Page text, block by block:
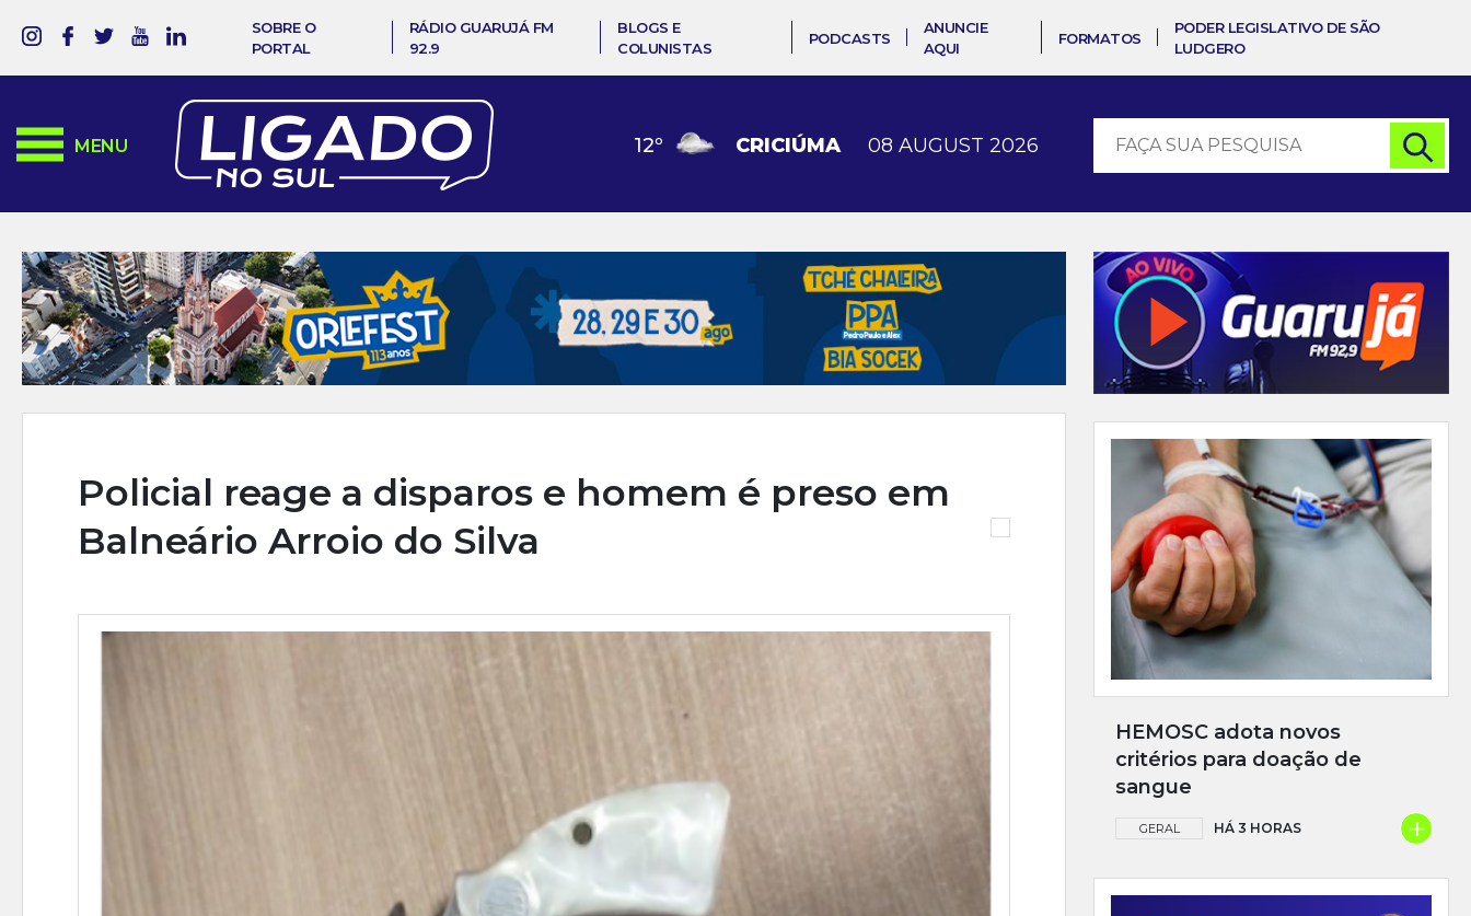
SOBRE O
PORTAL
RÁDIO GUARUJÁ FM
92.9
BLOGS E
COLUNISTAS
PODCASTS
ANUNCIE
AQUI
FORMATOS
PODER LEGISLATIVO DE SÃO
LUDGERO
MENU 12º CRICIÚMA 08 AUGUST 2026
Policial reage a disparos e homem é preso em
Balneário Arroio do Silva
HEMOSC adota novos
critérios para doação de
sangue
GERAL HÁ 3 HORAS +